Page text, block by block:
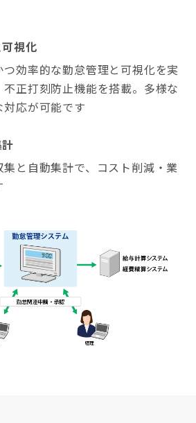
視化
効率的な勤怠管理と可視化を実
正打刻防止機能を搭載。多様な
応が可能です
と自動集計で、コスト削減・業